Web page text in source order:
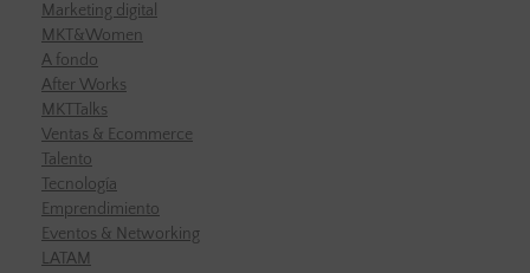
Marketing digital
MKT&Women
A fondo
After Works
MKTTalks
Ventas & Ecommerce
Talento
Tecnología
Emprendimiento
Eventos & Networking
LATAM